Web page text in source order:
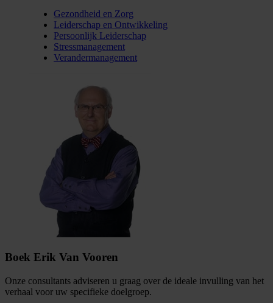
Gezondheid en Zorg
Leiderschap en Ontwikkeling
Persoonlijk Leiderschap
Stressmanagement
Verandermanagement
Boek Erik Van Vooren
Onze consultants adviseren u graag over de ideale invulling van het
verhaal voor uw specifieke doelgroep.